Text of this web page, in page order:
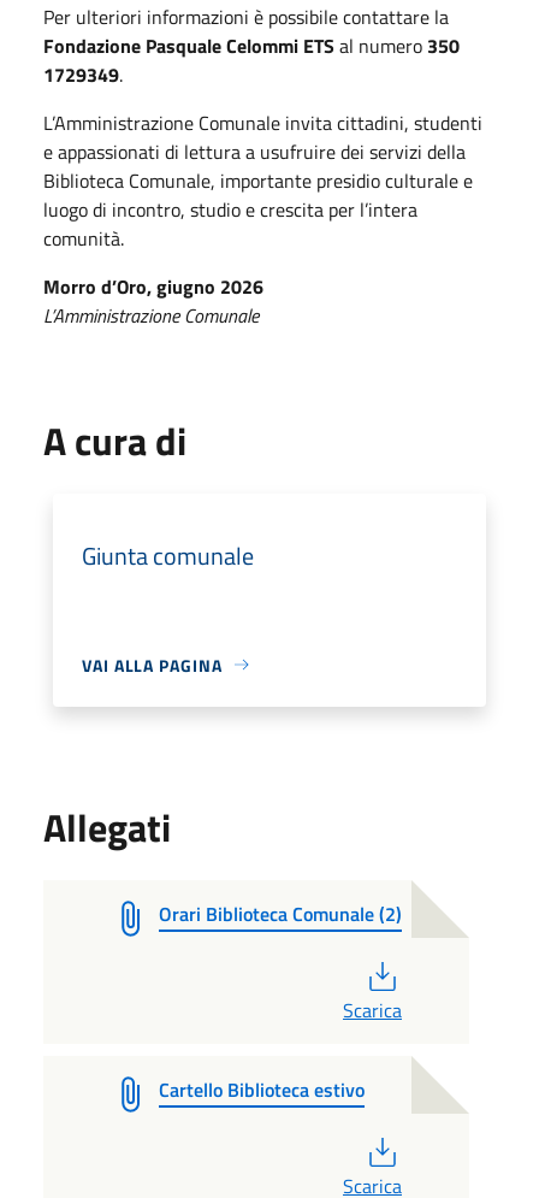
Per ulteriori informazioni è possibile contattare la
Fondazione Pasquale Celommi ETS al numero 350
1729349.
L’Amministrazione Comunale invita cittadini, studenti
e appassionati di lettura a usufruire dei servizi della
Biblioteca Comunale, importante presidio culturale e
luogo di incontro, studio e crescita per l’intera
comunità.
Morro d’Oro, giugno 2026
L’Amministrazione Comunale
A cura di
Giunta comunale
VAI ALLA PAGINA
Allegati
Orari Biblioteca Comunale (2)
Scarica
Cartello Biblioteca estivo
Scarica